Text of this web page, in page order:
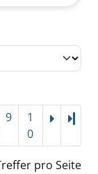
9
1
0
pro Seite